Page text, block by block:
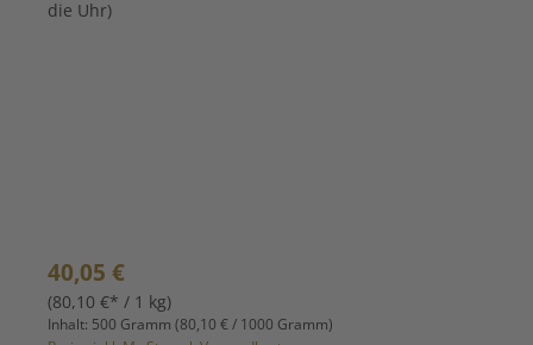
Regulärer Preis:
40,05 €
(80,10 €* / 1 kg)
Inhalt: 500 Gramm (80,10 € / 1000 Gramm)